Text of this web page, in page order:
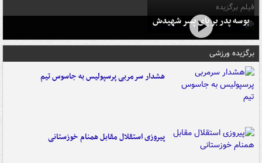
فیلم برگزیده
بوسه‌ پدر بر پای پسر شهیدش
برگزیده ورزشی
هشدار سرمربی پرسپولیس به جاسوس تیم
پیروزی استقلال مقابل همنام خوزستانی